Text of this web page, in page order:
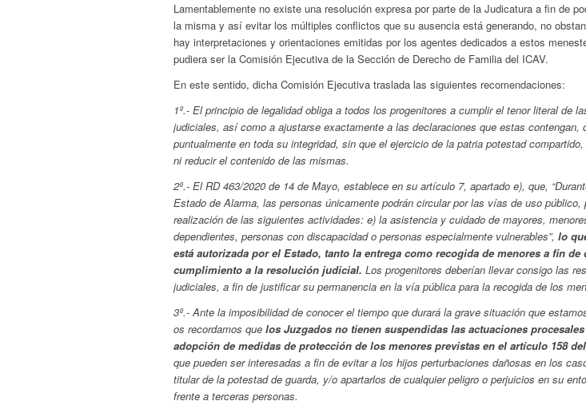
Lamentablemente no existe una resolución expresa por parte de la Judicatura a fin de
la misma y así evitar los múltiples conflictos que su ausencia está generando, no
hay interpretaciones y orientaciones emitidas por los agentes dedicados a estos
pudiera ser la Comisión Ejecutiva de la Sección de Derecho de Familia del ICAV.
En este sentido, dicha Comisión Ejecutiva traslada las siguientes recomendaciones:
1º.- El principio de legalidad obliga a todos los progenitores a cumplir el tenor literal de
judiciales, así como a ajustarse exactamente a las declaraciones que estas contengan,
puntualmente en toda su integridad, sin que el ejercicio de la patria potestad compartido,
ni reducir el contenido de las mismas.
2º.- El RD 463/2020 de 14 de Mayo, establece en su artículo 7, apartado e), que,
Estado de Alarma, las personas únicamente podrán circular por las vías de uso público,
realización de las siguientes actividades: e) la asistencia y cuidado de mayores,
dependientes, personas con discapacidad o personas especialmente vulnerables”, lo
está autorizada por el Estado, tanto la entrega como recogida de menores a fin de
cumplimiento a la resolución judicial. Los progenitores deberían llevar consigo las
judiciales, a fin de justificar su permanencia en la vía pública para la recogida de los
3º.- Ante la imposibilidad de conocer el tiempo que durará la grave situación que
os recordamos que los Juzgados no tienen suspendidas las actuaciones
adopción de medidas de protección de los menores previstas en el artículo 158
que pueden ser interesadas a fin de evitar a los hijos perturbaciones dañosas en los
titular de la potestad de guarda, y/o apartarlos de cualquier peligro o perjuicios en su
frente a terceras personas.